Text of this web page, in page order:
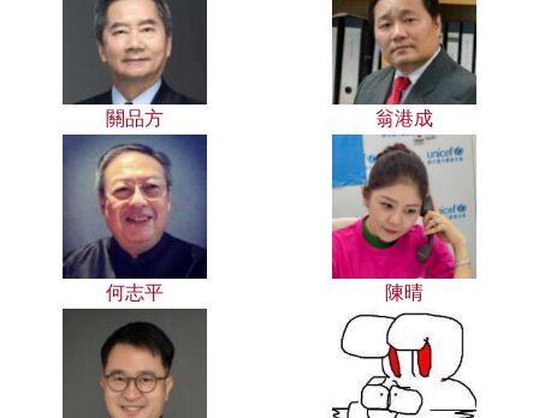
關品方 翁港成
何志平 陳晴